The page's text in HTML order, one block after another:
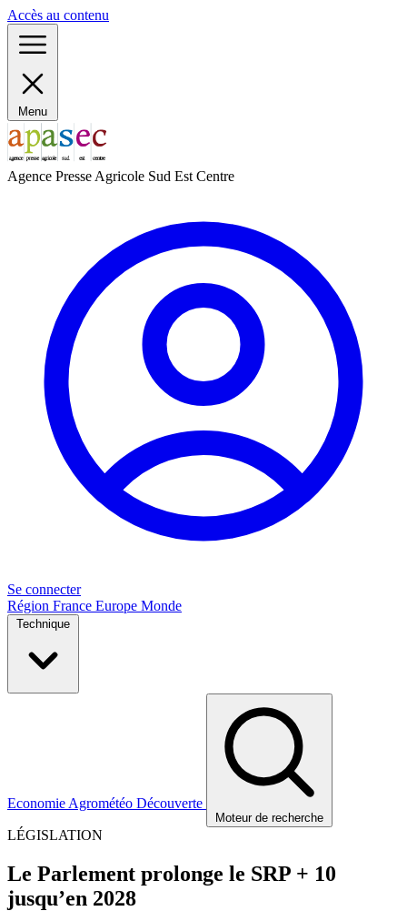
Accès au contenu
Menu
Agence Presse Agricole Sud Est Centre
Se connecter
Région France Europe Monde
Technique
Economie Agrométéo Découverte
Moteur de recherche
LÉGISLATION
Le Parlement prolonge le SRP + 10
jusqu’en 2028
Panneau de gestion des cookies